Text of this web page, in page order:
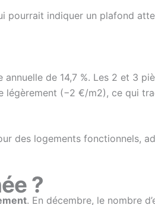
pourrait indiquer un plafond
annuelle de 14,7 %. Les 2 et 3
légèrement (−2 €/m2), ce qui
des logements fonctionnels,
?
. En décembre, le nombre